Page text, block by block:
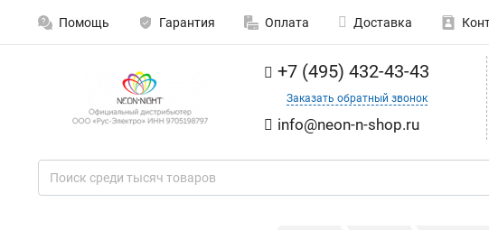
Помощь Гарантия Оплата Доставка
+7 (495) 432-43-43
Заказать обратный звонок
info@neon-n-shop.ru